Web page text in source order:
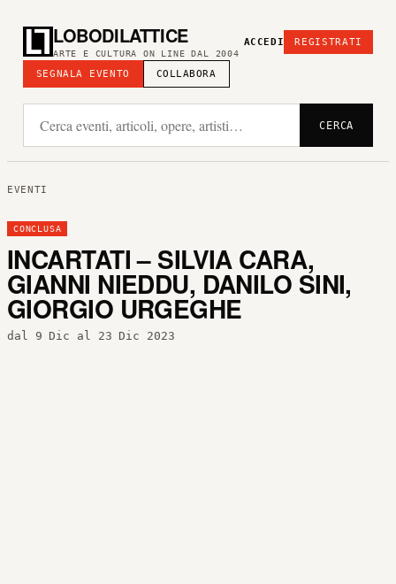
LOBODILATTICE
ARTE E CULTURA ON LINE DAL 2004
SEGNALA EVENTO COLLABORA
ACCEDI REGISTRATI
CERCA
EVENTI
CONCLUSA
INCARTATI – SILVIA CARA,
GIANNI NIEDDU, DANILO SINI,
GIORGIO URGEGHE
dal 9 Dic al 23 Dic 2023